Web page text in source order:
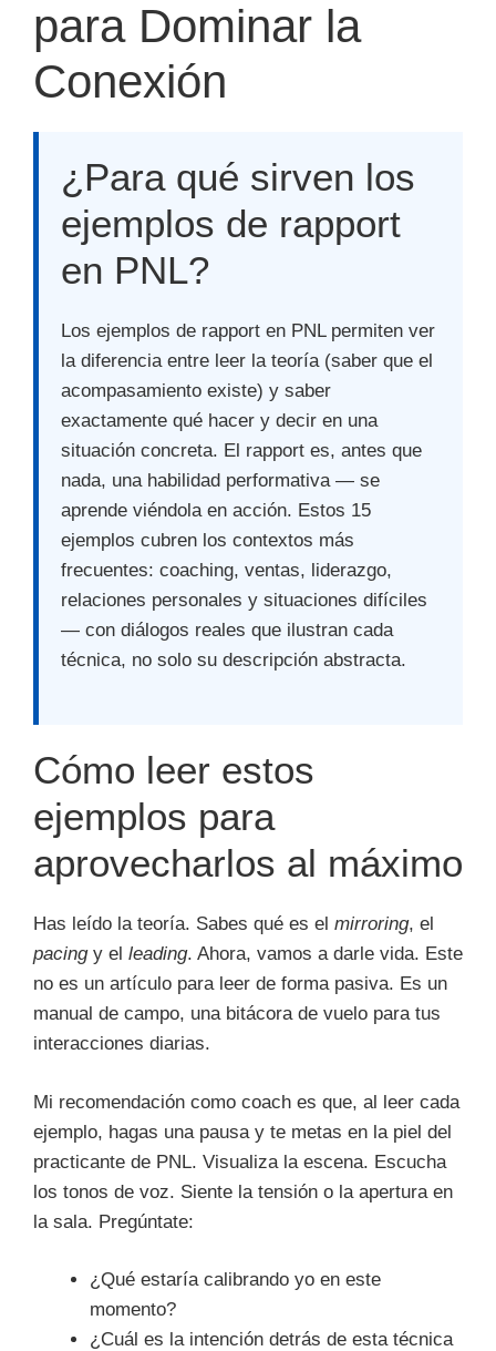
para Dominar la
Conexión
¿Para qué sirven los
ejemplos de rapport
en PNL?
Los ejemplos de rapport en PNL permiten ver
la diferencia entre leer la teoría (saber que el
acompasamiento existe) y saber
exactamente qué hacer y decir en una
situación concreta. El rapport es, antes que
nada, una habilidad performativa — se
aprende viéndola en acción. Estos 15
ejemplos cubren los contextos más
frecuentes: coaching, ventas, liderazgo,
relaciones personales y situaciones difíciles
— con diálogos reales que ilustran cada
técnica, no solo su descripción abstracta.
Cómo leer estos
ejemplos para
aprovecharlos al máximo
Has leído la teoría. Sabes qué es el mirroring, el
pacingy el leading. Ahora, vamos a darle vida. Este
no es un artículo para leer de forma pasiva. Es un
manual de campo, una bitácora de vuelo para tus
interacciones diarias.
Mi recomendación como coach es que, al leer cada
ejemplo, hagas una pausa y te metas en la piel del
practicante de PNL. Visualiza la escena. Escucha
los tonos de voz. Siente la tensión o la apertura en
la sala. Pregúntate:
¿Qué estaría calibrando yo en este
momento?
¿Cuál es la intención detrás de esta técnica